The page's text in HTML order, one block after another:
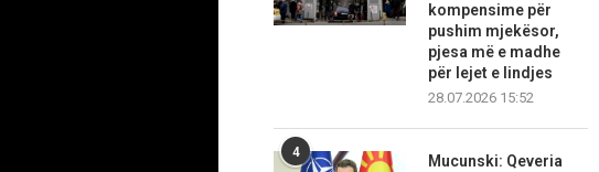
kompensime për
pushim mjekësor,
pjesa më e madhe
për lejet e lindjes
28.07.2026 15:52
4
Mucunski: Qeveria